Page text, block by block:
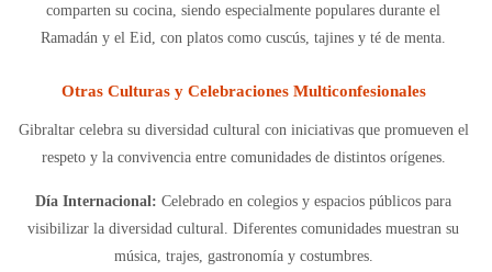
comparten su cocina, siendo especialmente populares durante el
Ramadán y el Eid, con platos como cuscús, tajines y té de menta.
Otras Culturas y Celebraciones Multiconfesionales
Gibraltar celebra su diversidad cultural con iniciativas que promueven el
respeto y la convivencia entre comunidades de distintos orígenes.
Día Internacional: Celebrado en colegios y espacios públicos para
visibilizar la diversidad cultural. Diferentes comunidades muestran su
música, trajes, gastronomía y costumbres.